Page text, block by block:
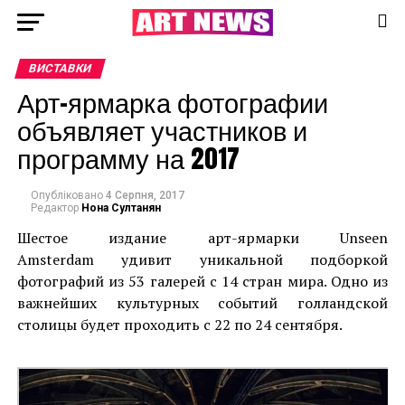
ВИСТАВКИ
Арт-ярмарка фотографии
объявляет участников и
программу на 2017
Опубліковано 4 Серпня, 2017
Редактор Нона Султанян
Шестое издание арт-ярмарки Unseen
Amsterdam удивит уникальной подборкой
фотографий из 53 галерей с 14 стран мира. Одно из
важнейших культурных событий голландской
столицы будет проходить с 22 по 24 сентября.